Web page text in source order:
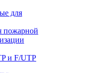
для
пожарной
и F/UTP